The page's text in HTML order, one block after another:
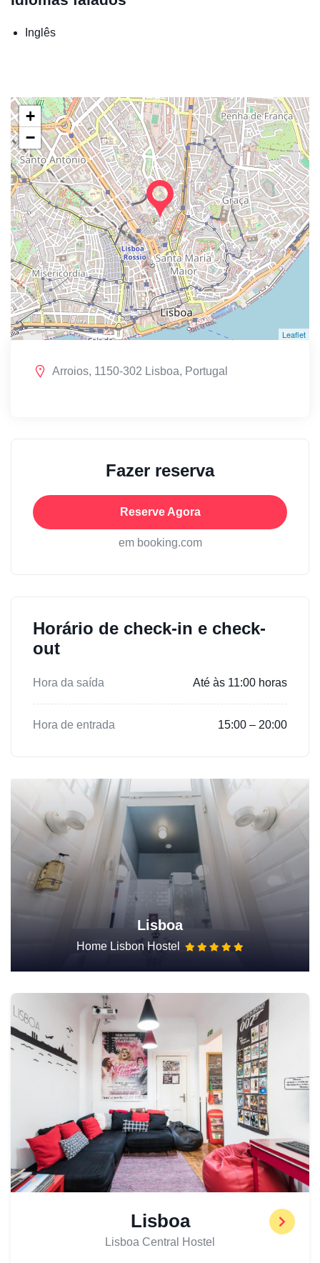
Inglês
+
−
Leaflet
Arroios, 1150-302 Lisboa, Portugal
Fazer reserva
Reserve Agora
em booking.com
Horário de check-in e check-
out
Hora da saída Até às 11:00 horas
Hora de entrada 15:00 – 20:00
Lisboa
Home Lisbon Hostel
Lisboa
Lisboa Central Hostel